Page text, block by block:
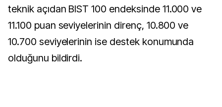
teknik açıdan BIST 100 endeksinde 11.000 ve
11.100 puan seviyelerinin direnç, 10.800 ve
10.700 seviyelerinin ise destek konumunda
olduğunu bildirdi.